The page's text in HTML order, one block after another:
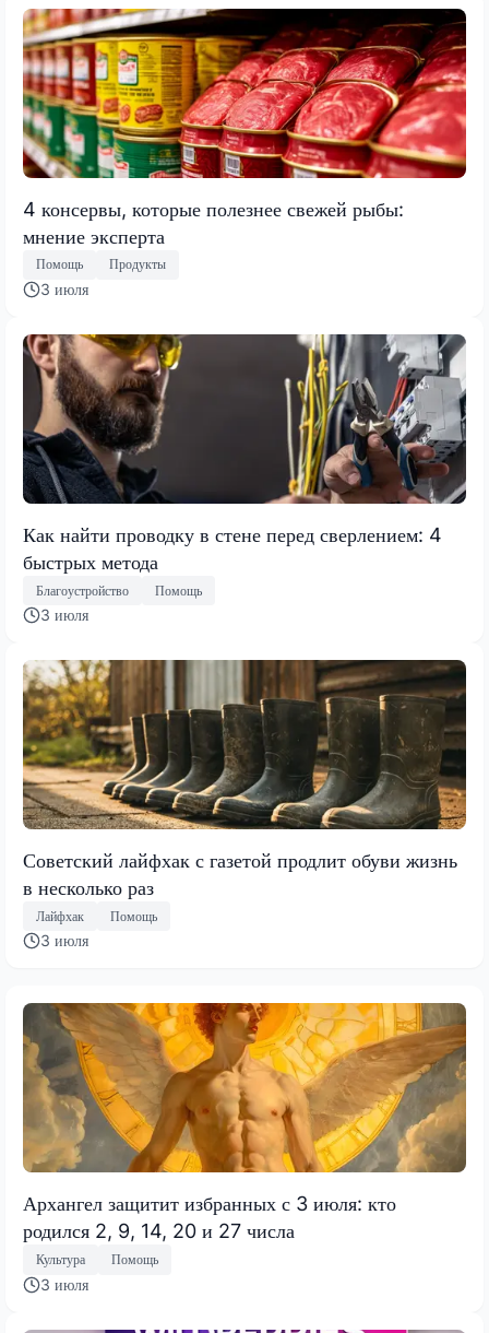
4 консервы, которые полезнее свежей рыбы:
мнение эксперта
Помощь Продукты
3 июля
Как найти проводку в стене перед сверлением: 4
быстрых метода
Благоустройство Помощь
3 июля
Советский лайфхак с газетой продлит обуви жизнь
в несколько раз
Лайфхак Помощь
3 июля
Архангел защитит избранных с 3 июля: кто
родился 2, 9, 14, 20 и 27 числа
Культура Помощь
3 июля